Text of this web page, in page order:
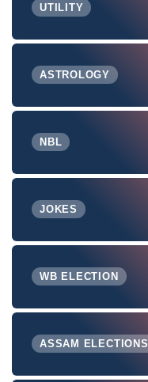
UTILITY
ASTROLOGY
NBL
JOKES
WB ELECTION
ASSAM ELECTIONS